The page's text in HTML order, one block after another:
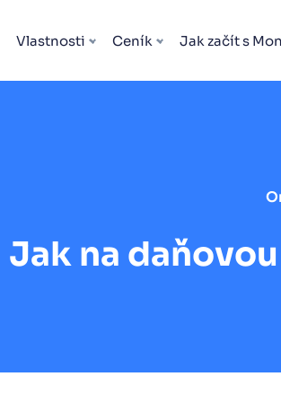
Vlastnosti Ceník Jak začít s
Jak na